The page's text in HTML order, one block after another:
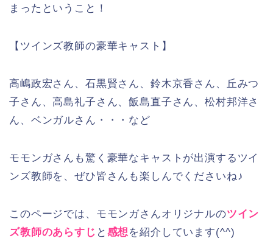
まったということ！
【ツインズ教師の豪華キャスト】
高嶋政宏さん、石黒賢さん、鈴木京香さん、丘みつ
子さん、高島礼子さん、飯島直子さん、松村邦洋さ
ん、ベンガルさん・・・など
モモンガさんも驚く豪華なキャストが出演するツイ
ンズ教師を、ぜひ皆さんも楽しんでくださいね♪
このページでは、モモンガさんオリジナルのツイン
ズ教師のあらすじ と 感想を紹介しています(^^)